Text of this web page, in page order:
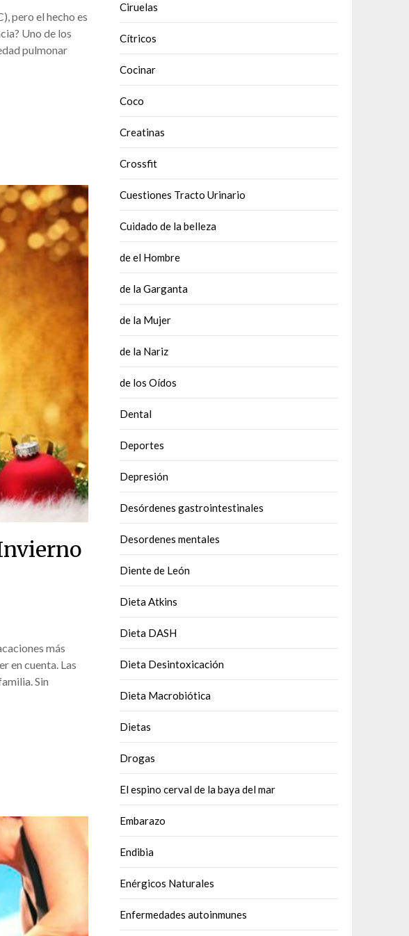
pero el hecho es
Uno de los
pulmonar
más
en cuenta. Las
Sin
Ciruelas
Cítricos
Cocinar
Coco
Creatinas
Crossfit
Cuestiones Tracto Urinario
Cuidado de la belleza
de el Hombre
de la Garganta
de la Mujer
de la Nariz
de los Oídos
Dental
Deportes
Depresión
Desórdenes gastrointestinales
Desordenes mentales
Diente de León
Dieta Atkins
Dieta DASH
Dieta Desintoxicación
Dieta Macrobiótica
Dietas
Drogas
El espino cerval de la baya del mar
Embarazo
Endibia
Enérgicos Naturales
Enfermedades autoinmunes